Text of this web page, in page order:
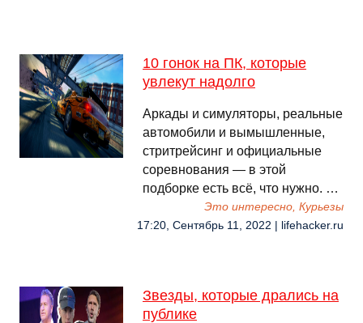
10 гонок на ПК, которые
увлекут надолго
Аркады и симуляторы, реальные
автомобили и вымышленные,
стритрейсинг и официальные
соревнования — в этой
подборке есть всё, что нужно. …
Это интересно, Курьезы
17:20, Сентябрь 11, 2022 | lifehacker.ru
Звезды, которые дрались на
публике